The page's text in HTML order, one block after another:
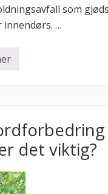
som
innendørs. …
det viktig?